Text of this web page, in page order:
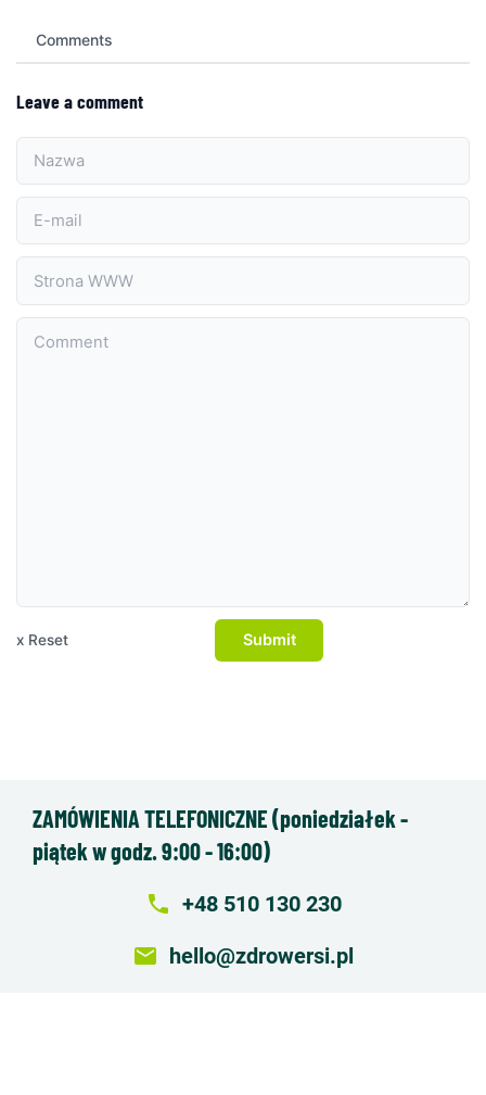
Comments
Leave a comment
x Reset Submit
ZAMÓWIENIA TELEFONICZNE (poniedziałek -
piątek w godz. 9:00 - 16:00)
local_phone +48 510 130 230
email hello@zdrowersi.pl